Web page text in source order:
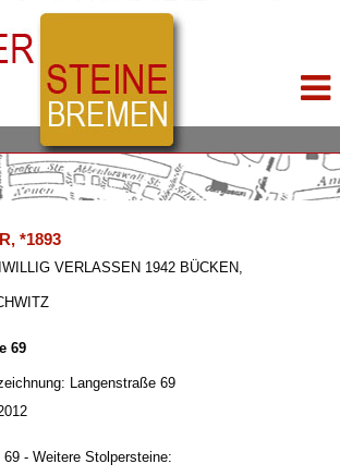
*1893
VERLASSEN 1942 BÜCKEN,
69
Langenstraße 69
- Weitere Stolpersteine: